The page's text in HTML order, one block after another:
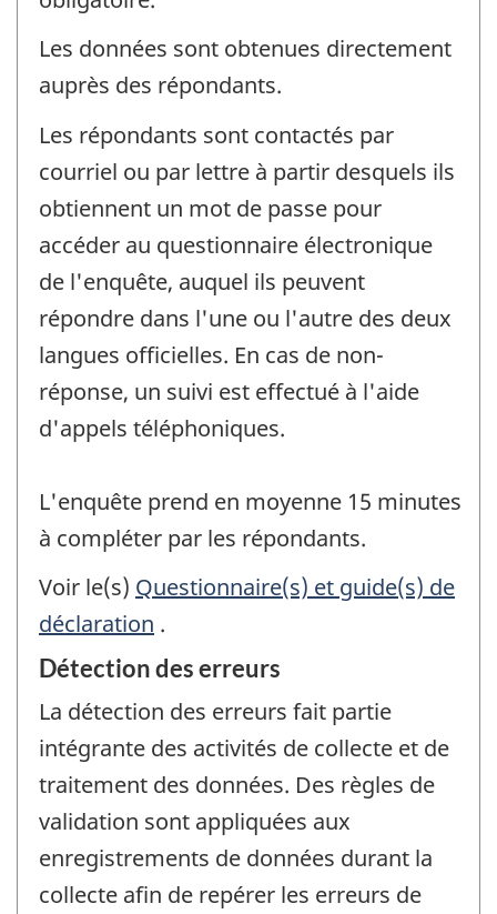
Les données sont obtenues directement
auprès des répondants.
Les répondants sont contactés par
courriel ou par lettre à partir desquels ils
obtiennent un mot de passe pour
accéder au questionnaire électronique
de l'enquête, auquel ils peuvent
répondre dans l'une ou l'autre des deux
langues officielles. En cas de non-
réponse, un suivi est effectué à l'aide
d'appels téléphoniques.
L'enquête prend en moyenne 15 minutes
à compléter par les répondants.
Voir le(s) Questionnaire(s) et guide(s) de
déclaration .
Détection des erreurs
La détection des erreurs fait partie
intégrante des activités de collecte et de
traitement des données. Des règles de
validation sont appliquées aux
enregistrements de données durant la
collecte afin de repérer les erreurs de